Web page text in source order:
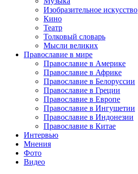
Изобразительное искусство
Кино
Театр
Толковый словарь
Мысли великих
Православие в мире
Православие в Америке
Православие в Африке
Православие в Белоруссии
Православие в Греции
Православие в Европе
Православие в Ингушетии
Православие в Индонезии
Православие в Китае
Интервью
Мнения
Фото
Видео